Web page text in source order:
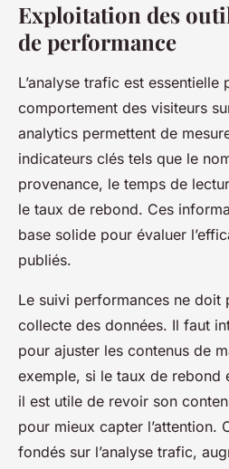
Exploitation des
de performance
L’analyse trafic est
comportement des visiteurs
analytics permettent de
indicateurs clés tels que le
provenance, le temps de
le taux de rebond. Ces
base solide pour évaluer
publiés.
Le suivi performances ne doit
collecte des données. Il faut
pour ajuster les contenus de
exemple, si le taux de rebond
il est utile de revoir son
pour mieux capter l’attention.
fondés sur l’analyse trafic,